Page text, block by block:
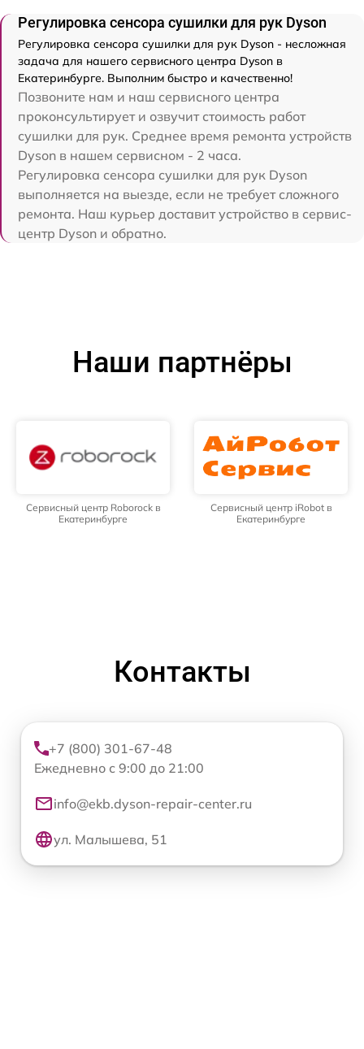
Регулировка сенсора сушилки для рук Dyson
Регулировка сенсора сушилки для рук Dyson - несложная
задача для нашего сервисного центра Dyson в
Екатеринбурге. Выполним быстро и качественно!
Позвоните нам и наш сервисного центра
проконсультирует и озвучит стоимость работ
сушилки для рук. Среднее время ремонта устройств
Dyson в нашем сервисном - 2 часа.
Регулировка сенсора сушилки для рук Dyson
выполняется на выезде, если не требует сложного
ремонта. Наш курьер доставит устройство в сервис-
центр Dyson и обратно.
Наши партнёры
Сервисный центр Roborock в
Екатеринбурге
Сервисный центр iRobot в
Екатеринбурге
Контакты
+7 (800) 301-67-48
Ежедневно с 9:00 до 21:00
info@ekb.dyson-repair-center.ru
ул. Малышева, 51